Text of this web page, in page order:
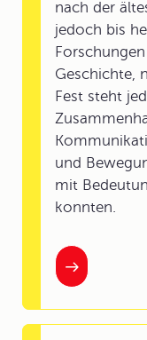
nach der
jedoch bis
Geschichte,
Fest steht
und
mit
konnten.